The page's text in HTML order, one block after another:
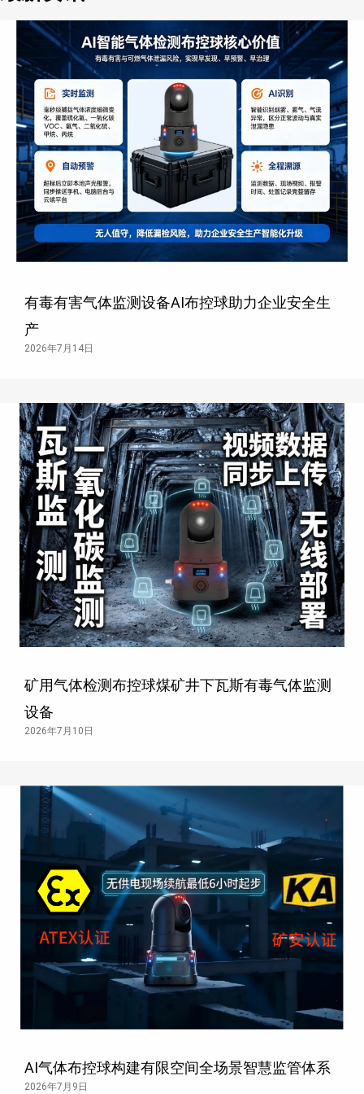
有毒有害气体监测设备AI布控球助力企业安全生
产
2026年7月14日
矿用气体检测布控球煤矿井下瓦斯有毒气体监测
设备
2026年7月10日
AI气体布控球构建有限空间全场景智慧监管体系
2026年7月9日